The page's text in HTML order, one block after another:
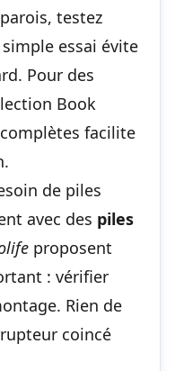
testez
essai évite
Pour des
Book
facilite
de piles
avec des piles
proposent
: vérifier
Rien de
coincé